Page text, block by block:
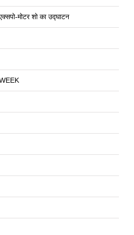
मोटर शो का उद्घाटन